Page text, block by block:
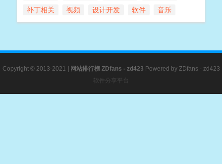
补丁相关
视频 设计开发 软件 音乐
Copyright © 2013-2021 网站排行榜ZDfans - zd423 Powered by ZDfans - zd423
软件分享平台